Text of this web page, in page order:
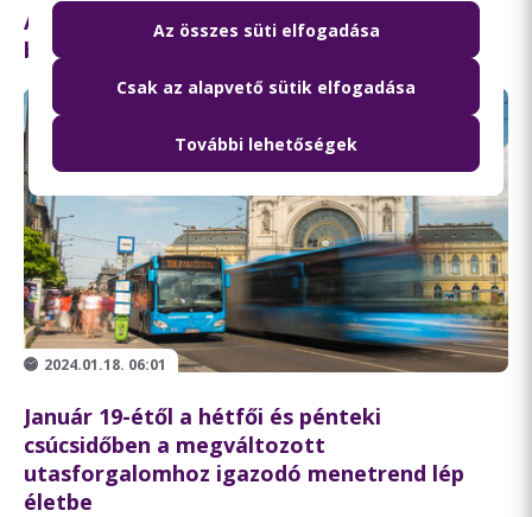
A BKK járatfejlesztésekkel segíti a
budapestieket
2024.01.18. 06:01
Január 19-étől a hétfői és pénteki
csúcsidőben a megváltozott
utasforgalomhoz igazodó menetrend lép
életbe
Az összes süti elfogadása
Csak az alapvető sütik elfogadása
További lehetőségek